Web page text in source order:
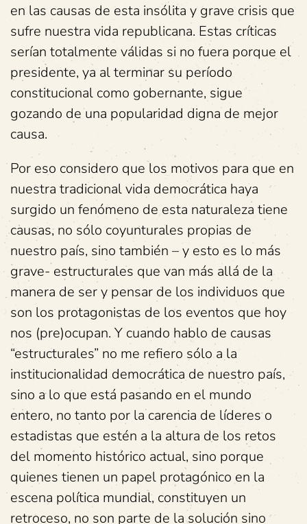
en las causas de esta insólita y grave crisis que
sufre nuestra vida republicana. Estas críticas
serían totalmente válidas si no fuera porque el
presidente, ya al terminar su período
constitucional como gobernante, sigue
gozando de una popularidad digna de mejor
causa.
Por eso considero que los motivos para que en
nuestra tradicional vida democrática haya
surgido un fenómeno de esta naturaleza tiene
causas, no sólo coyunturales propias de
nuestro país, sino también – y esto es lo más
grave- estructurales que van más allá de la
manera de ser y pensar de los individuos que
son los protagonistas de los eventos que hoy
nos (pre)ocupan. Y cuando hablo de causas
“estructurales” no me refiero sólo a la
institucionalidad democrática de nuestro país,
sino a lo que está pasando en el mundo
entero, no tanto por la carencia de líderes o
estadistas que estén a la altura de los retos
del momento histórico actual, sino porque
quienes tienen un papel protagónico en la
escena política mundial, constituyen un
retroceso, no son parte de la solución sino